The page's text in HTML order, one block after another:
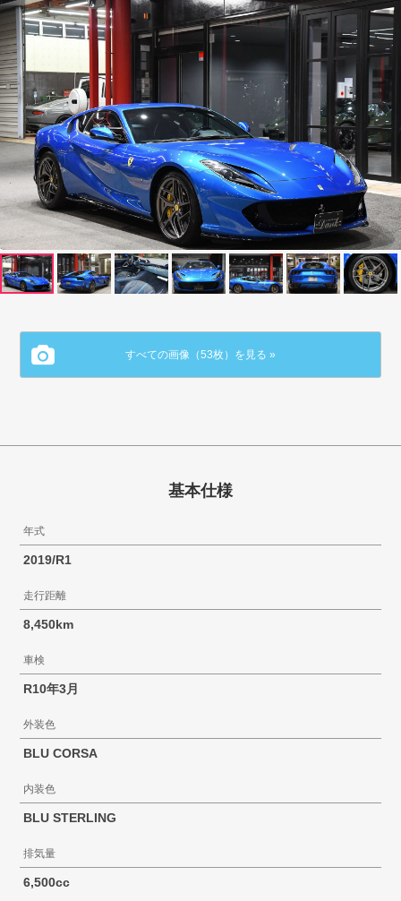
すべての画像（53枚）を見る »
基本仕様
年式
2019/R1
走行距離
8,450km
車検
R10年3月
外装色
BLU CORSA
内装色
BLU STERLING
排気量
6,500cc